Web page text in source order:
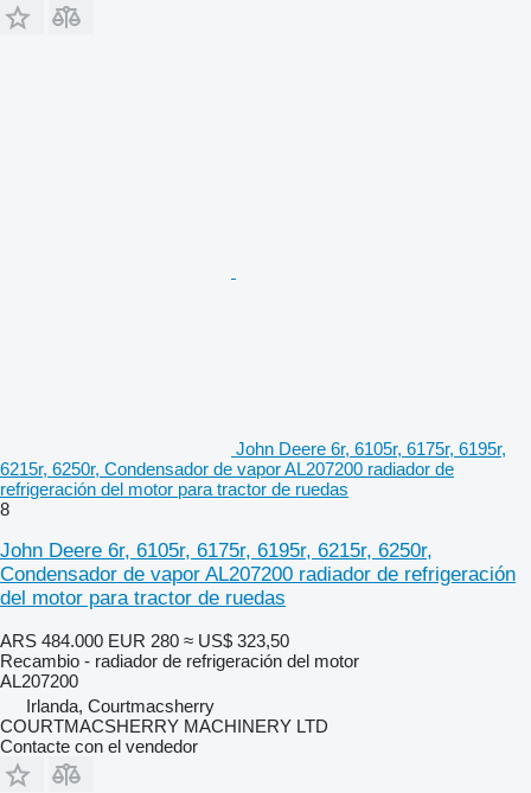
John Deere 6r, 6105r, 6175r, 6195r,
6215r, 6250r, Condensador de vapor AL207200 radiador de
refrigeración del motor para tractor de ruedas
8
John Deere 6r, 6105r, 6175r, 6195r, 6215r, 6250r,
Condensador de vapor AL207200 radiador de refrigeración
del motor para tractor de ruedas
ARS 484.000 EUR 280 ≈ US$ 323,50
Recambio - radiador de refrigeración del motor
AL207200
Irlanda, Courtmacsherry
COURTMACSHERRY MACHINERY LTD
Contacte con el vendedor